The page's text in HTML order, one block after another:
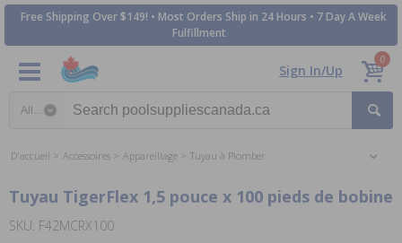
Free Shipping Over $149! • Most Orders Ship in 24 Hours • 7 Day A Week
Fulfillment
Sign In/Up
0
D'accueil Accessoires Appareillage Tuyau à Plomber
Tuyau TigerFlex 1,5 pouce x 100 pieds de bobine
SKU: F42MCRX100